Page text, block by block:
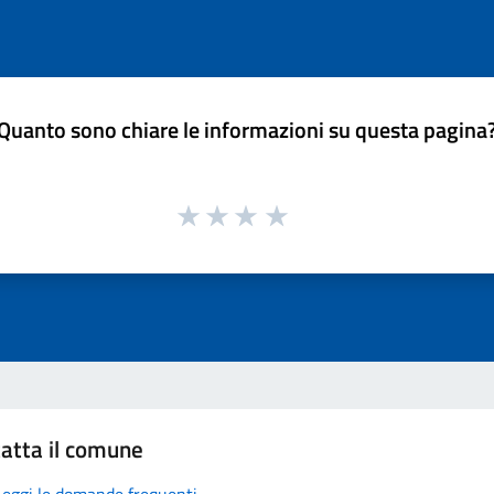
sono chiare le informazioni su questa
il comune